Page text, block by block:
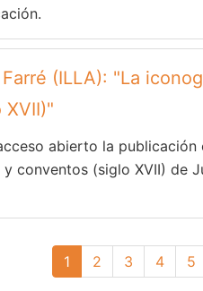
(ILLA): "La
abierto la
conventos (siglo XVII) de
Página
actual
1 Page
2 Page
3 Page
4 5